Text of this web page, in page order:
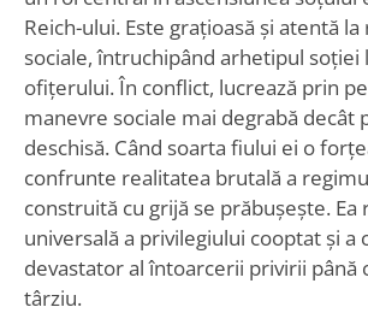
Reich-ului. Este grațioasă și atentă
sociale, întruchipând arhetipul soției
ofițerului. În conflict, lucrează prin
manevre sociale mai degrabă decât
deschisă. Când soarta fiului ei o
confrunte realitatea brutală a
construită cu grijă se prăbușește.
universală a privilegiului cooptat și a
devastator al întoarcerii privirii până
târziu.